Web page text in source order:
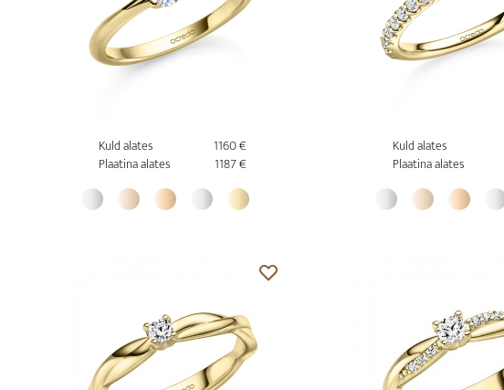
Kuld alates
1160 €
Plaatina alates
1187 €
Kuld alates
Plaatina alates